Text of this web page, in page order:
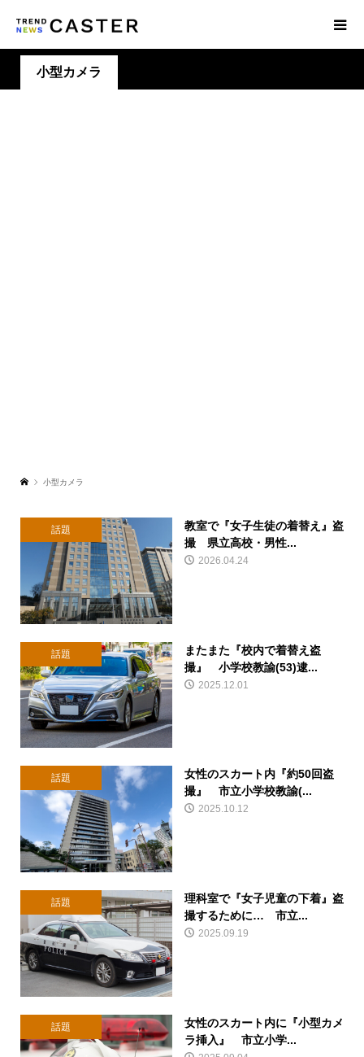
小型カメラ
小型カメラ
話題
教室で『女子生徒の着替え』盗
撮 県立高校・男性...
2026.04.24
話題
またまた『校内で着替え盗
撮』 小学校教諭(53)逮...
2025.12.01
話題
女性のスカート内『約50回盗
撮』 市立小学校教諭(...
2025.10.12
話題
理科室で『女子児童の下着』盗
撮するために… 市立...
2025.09.19
話題
女性のスカート内に『小型カメ
ラ挿入』 市立小学...